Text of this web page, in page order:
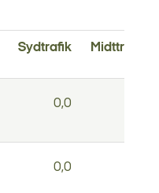
Sydtrafik Midttrafik
0,0
0,0